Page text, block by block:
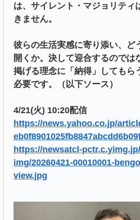
は、サイレント・マジョリティ
きません。
彼らの生活実感に寄り添い、ど
開くか。決して迎合するのでは
掲げる理念に「納得」してもら
必要です。（以下ソース）
4/21(火) 10:20配信
https://news.yahoo.co.jp/
https://newsatcl-
img/20260421-00010001-
view.jpg